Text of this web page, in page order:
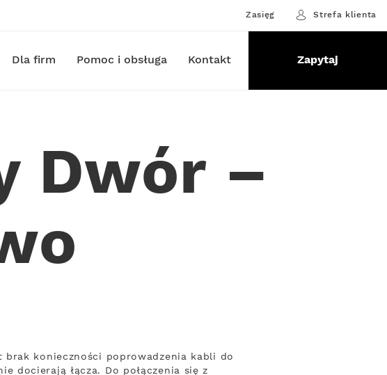
Zasięg Strefa klienta
Dla firm Pomoc i obsługa Kontakt Zapytaj
Dwór –
konieczności poprowadzenia kabli do
docierają łącza. Do połączenia się z